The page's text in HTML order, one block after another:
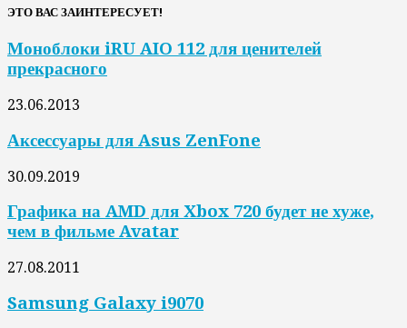
ЭТО ВАС ЗАИНТЕРЕСУЕТ!
Моноблоки iRU AIO 112 для ценителей
прекрасного
23.06.2013
Аксессуары для Asus ZenFone
30.09.2019
Графика на AMD для Xbox 720 будет не хуже,
чем в фильме Avatar
27.08.2011
Samsung Galaxy i9070